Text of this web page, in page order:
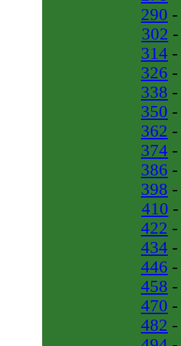
290 -
302 -
314 -
326 -
338 -
350 -
362 -
374 -
386 -
398 -
410 -
422 -
434 -
446 -
458 -
470 -
482 -